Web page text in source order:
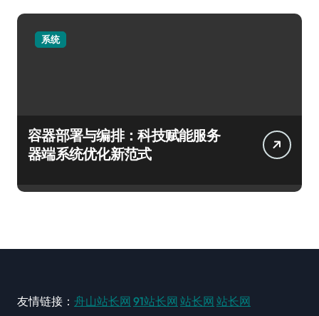
系统
容器部署与编排：科技赋能服务
器端系统优化新范式
友情链接： 舟山站长网 91站长网 站长网 站长网